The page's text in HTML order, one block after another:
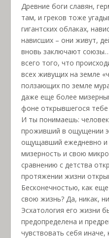
Древние боги славян,
там, и греков тоже
гигантских облаках,
нависших – они живут,
вновь заключают
всего того, что
всех живущих на земле
ползающих по земле
даже еще более
фоне открывшегося тебе
И ты понимаешь:
проживший в ощущении
ощущавший ежедневно
мизерность и свою
сравнению с детства
протяжении жизни
Бесконечностью, как
свою жизнь? Да, никак,
Эсхатология его жизни
предопределена и
чувствовать себя иначе,